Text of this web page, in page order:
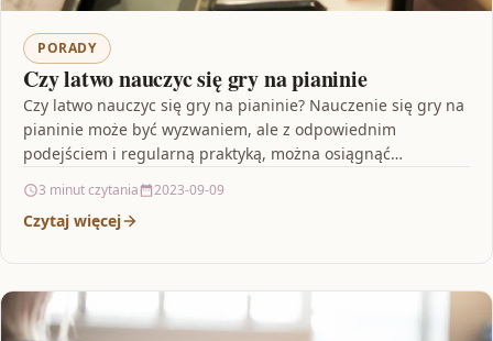
PORADY
Czy latwo nauczyc się gry na pianinie
Czy latwo nauczyc się gry na pianinie? Nauczenie się gry na
pianinie może być wyzwaniem, ale z odpowiednim
podejściem i regularną praktyką, można osiągnąć…
3 minut czytania 2023-09-09
Czytaj więcej